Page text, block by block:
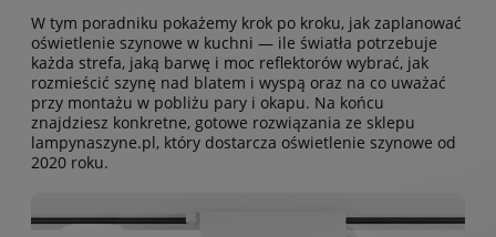
W tym poradniku pokażemy krok po kroku, jak zaplanować
oświetlenie szynowe w kuchni — ile światła potrzebuje
każda strefa, jaką barwę i moc reflektorów wybrać, jak
rozmieścić szynę nad blatem i wyspą oraz na co uważać
przy montażu w pobliżu pary i okapu. Na końcu
znajdziesz konkretne, gotowe rozwiązania ze sklepu
lampynaszyne.pl, który dostarcza oświetlenie szynowe od
2020 roku.